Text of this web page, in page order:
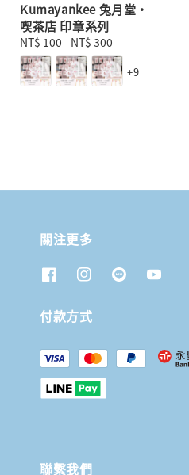
Kumayankee 兔月堂・
喫茶店 印章系列
Regular
price
NT$ 100 - NT$ 300
+9
關注更多
付款方式
聯繫我們